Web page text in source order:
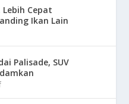
Cepat
Ikan Lain
Palisade, SUV